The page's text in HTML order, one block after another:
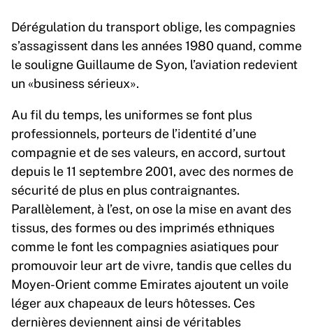
Dérégulation du transport oblige, les compagnies
s’assagissent dans les années 1980 quand, comme
le souligne Guillaume de Syon, l’aviation redevient
un «business sérieux».
Au fil du temps, les uniformes se font plus
professionnels, porteurs de l’identité d’une
compagnie et de ses valeurs, en accord, surtout
depuis le 11 septembre 2001, avec des normes de
sécurité de plus en plus contraignantes.
Parallèlement, à l’est, on ose la mise en avant des
tissus, des formes ou des imprimés ethniques
comme le font les compagnies asiatiques pour
promouvoir leur art de vivre, tandis que celles du
Moyen-Orient comme Emirates ajoutent un voile
léger aux chapeaux de leurs hôtesses. Ces
dernières deviennent ainsi de véritables